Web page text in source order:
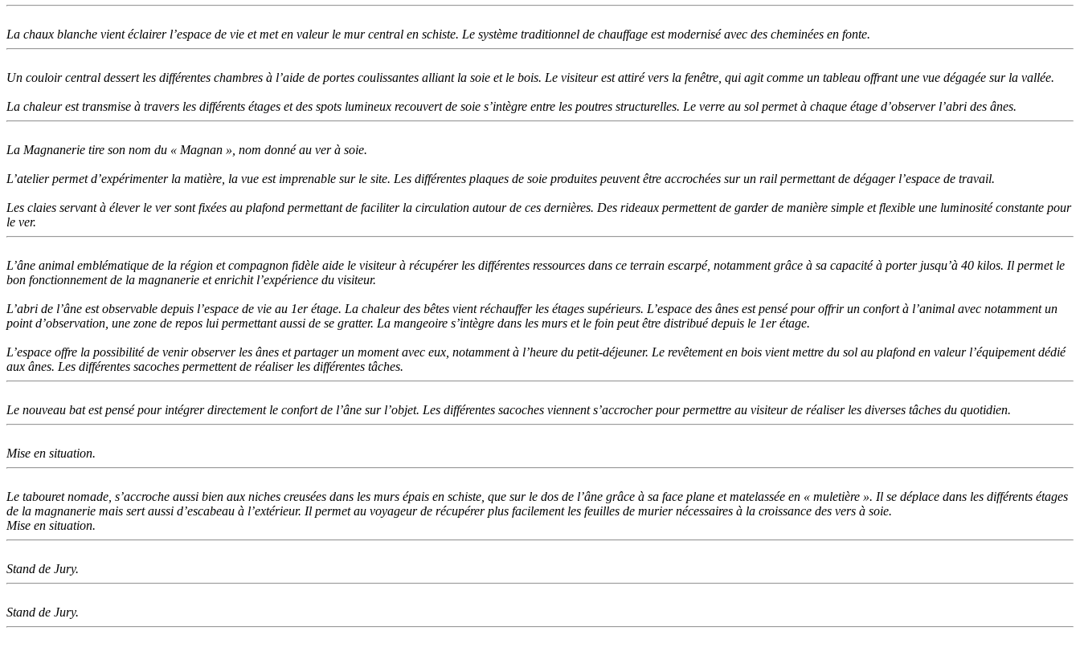
La chaux blanche vient éclairer l’espace de vie et met en valeur le mur central en schiste. Le système traditionnel de chauffage est modernisé avec des cheminées en fonte.
Un couloir central dessert les différentes chambres à l’aide de portes coulissantes alliant la soie et le bois. Le visiteur est attiré vers la fenêtre, qui agit comme un tableau offrant une vue dégagée sur la vallée.
La chaleur est transmise à travers les différents étages et des spots lumineux recouvert de soie s’intègre entre les poutres structurelles. Le verre au sol permet à chaque étage d’observer l’abri des ânes.
La Magnanerie tire son nom du « Magnan », nom donné au ver à soie.
L’atelier permet d’expérimenter la matière, la vue est imprenable sur le site. Les différentes plaques de soie produites peuvent être accrochées sur un rail permettant de dégager l’espace de travail.
Les claies servant à élever le ver sont fixées au plafond permettant de faciliter la circulation autour de ces dernières. Des rideaux permettent de garder de manière simple et flexible une luminosité constante pour
le ver.
L’âne animal emblématique de la région et compagnon fidèle aide le visiteur à récupérer les différentes ressources dans ce terrain escarpé, notamment grâce à sa capacité à porter jusqu’à 40 kilos. Il permet le
bon fonctionnement de la magnanerie et enrichit l’expérience du visiteur.
L’abri de l’âne est observable depuis l’espace de vie au 1er étage. La chaleur des bêtes vient réchauffer les étages supérieurs. L’espace des ânes est pensé pour offrir un confort à l’animal avec notamment un
point d’observation, une zone de repos lui permettant aussi de se gratter. La mangeoire s’intègre dans les murs et le foin peut être distribué depuis le 1er étage.
L’espace offre la possibilité de venir observer les ânes et partager un moment avec eux, notamment à l’heure du petit-déjeuner. Le revêtement en bois vient mettre du sol au plafond en valeur l’équipement dédié
aux ânes. Les différentes sacoches permettent de réaliser les différentes tâches.
Le nouveau bat est pensé pour intégrer directement le confort de l’âne sur l’objet. Les différentes sacoches viennent s’accrocher pour permettre au visiteur de réaliser les diverses tâches du quotidien.
Mise en situation.
Le tabouret nomade, s’accroche aussi bien aux niches creusées dans les murs épais en schiste, que sur le dos de l’âne grâce à sa face plane et matelassée en « muletière ». Il se déplace dans les différents étages
de la magnanerie mais sert aussi d’escabeau à l’extérieur. Il permet au voyageur de récupérer plus facilement les feuilles de murier nécessaires à la croissance des vers à soie.
Mise en situation.
Stand de Jury.
Stand de Jury.